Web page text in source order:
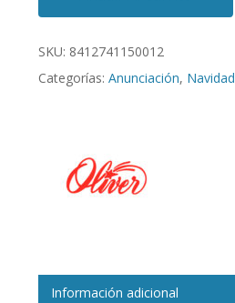
SKU: 8412741150012
Categorías: Anunciación, Navidad
Información adicional